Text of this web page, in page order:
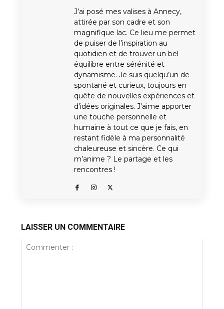
J’ai posé mes valises à Annecy,
attirée par son cadre et son
magnifique lac. Ce lieu me permet
de puiser de l’inspiration au
quotidien et de trouver un bel
équilibre entre sérénité et
dynamisme. Je suis quelqu’un de
spontané et curieux, toujours en
quête de nouvelles expériences et
d’idées originales. J’aime apporter
une touche personnelle et
humaine à tout ce que je fais, en
restant fidèle à ma personnalité
chaleureuse et sincère. Ce qui
m’anime ? Le partage et les
rencontres !
LAISSER UN COMMENTAIRE